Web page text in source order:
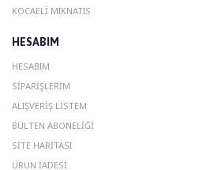
KOCAELI MIKNATIS
HESABIM
HESABIM
SIPARIŞLERIM
ALIŞVERIŞ LISTEM
BÜLTEN ABONELIĞI
SITE HARITASI
ÜRÜN İADESI